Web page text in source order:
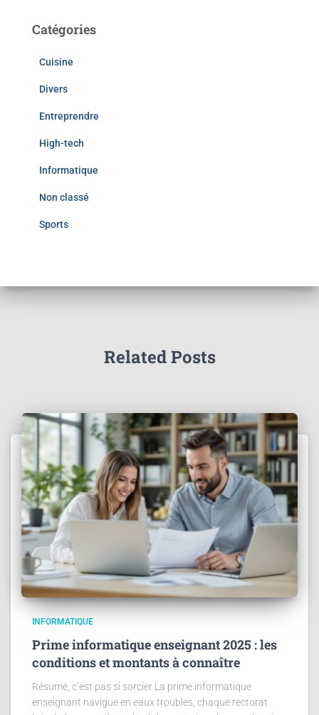
Catégories
Cuisine
Divers
Entreprendre
High-tech
Informatique
Non classé
Sports
Related Posts
INFORMATIQUE
Prime informatique enseignant 2025 : les
conditions et montants à connaître
Résumé, c’est pas si sorcier La prime informatique
enseignant navigue en eaux troubles, chaque rectorat